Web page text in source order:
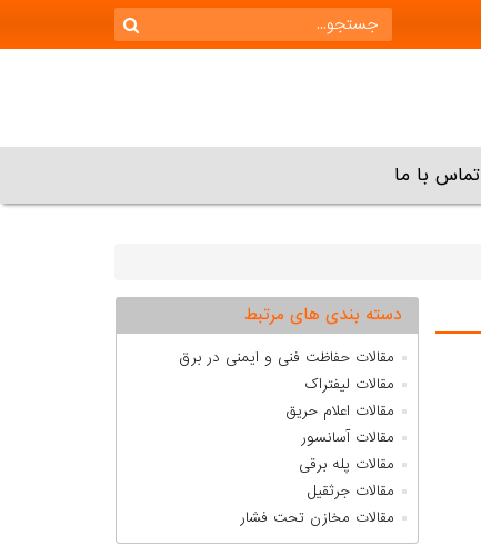
تماس با ما
دسته بندی های مرتبط
مقالات حفاظت فنی و ایمنی در برق
مقالات لیفتراک
مقالات اعلام حریق
مقالات آسانسور
مقالات پله برقی
مقالات جرثقیل
مقالات مخازن تحت فشار